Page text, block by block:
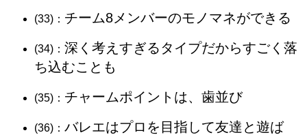
(33)： チーム8メンバーのモノマネができる
(34)： 深く考えすぎるタイプだからすごく落
ち込むことも
(35)： チャームポイントは、歯並び
(36)： バレエはプロを目指して友達と遊ば